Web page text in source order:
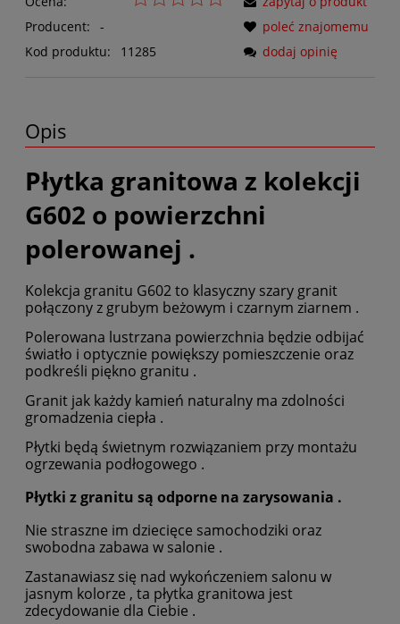
Producent:
-
Kod produktu:
11285
poleć znajomemu
dodaj opinię
Opis
Płytka granitowa z kolekcji
G602 o powierzchni
polerowanej .
Kolekcja granitu G602 to klasyczny szary granit
połączony z grubym beżowym i czarnym ziarnem .
Polerowana lustrzana powierzchnia będzie odbijać
światło i optycznie powiększy pomieszczenie oraz
podkreśli piękno granitu .
Granit jak każdy kamień naturalny ma zdolności
gromadzenia ciepła .
Płytki będą świetnym rozwiązaniem przy montażu
ogrzewania podłogowego .
Płytki z granitu są odporne na zarysowania .
Nie straszne im dziecięce samochodziki oraz
swobodna zabawa w salonie .
Zastanawiasz się nad wykończeniem salonu w
jasnym kolorze , ta płytka granitowa jest
zdecydowanie dla Ciebie .